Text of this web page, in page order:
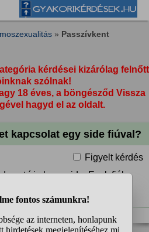
» Passzívkent
kérdései kizárólag felnőtt
szólnak!
18 éves, a böngésződ Vissza
hagyd el az oldalt.
kapcsolat egy side fiúval?
Figyelt kérdés
azt írja hogy side. Ezek fiúk
abba hogy ne legyen